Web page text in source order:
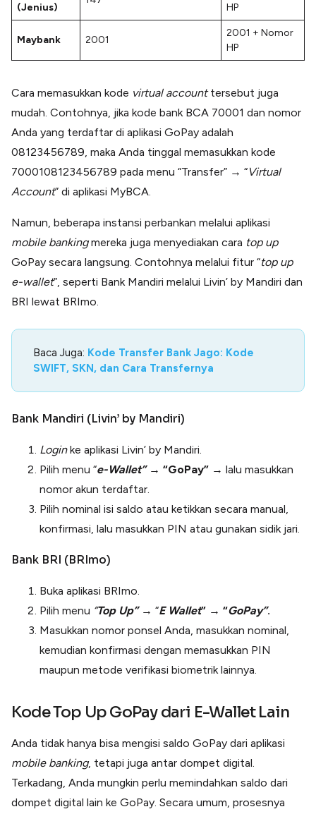
(Jenius) HP
Maybank 2001
2001 + Nomor
HP
Cara memasukkan kode virtual accounttersebut juga
mudah. Contohnya, jika kode bank BCA 70001 dan nomor
Anda yang terdaftar di aplikasi GoPay adalah
08123456789, maka Anda tinggal memasukkan kode
7000108123456789 pada menu “Transfer” → “Virtual
Account” di aplikasi MyBCA.
Namun, beberapa instansi perbankan melalui aplikasi
mobile bankingmereka juga menyediakan cara top up
GoPay secara langsung. Contohnya melalui fitur “top up
e-wallet”, seperti Bank Mandiri melalui Livin’ by Mandiri dan
BRI lewat BRImo.
Baca Juga: Kode Transfer Bank Jago: Kode
SWIFT, SKN, dan Cara Transfernya
Bank Mandiri (Livin’ by Mandiri)
Loginke aplikasi Livin’ by Mandiri.
Pilih menu “e-Wallet” → “GoPay” → lalu masukkan
nomor akun terdaftar.
Pilih nominal isi saldo atau ketikkan secara manual,
konfirmasi, lalu masukkan PIN atau gunakan sidik jari.
Bank BRI (BRImo)
Buka aplikasi BRImo.
Pilih menu “Top Up”→ “E Wallet” → “GoPay”.
Masukkan nomor ponsel Anda, masukkan nominal,
kemudian konfirmasi dengan memasukkan PIN
maupun metode verifikasi biometrik lainnya.
Kode Top Up GoPaydari E-Wallet Lain
Anda tidak hanya bisa mengisi saldo GoPay dari aplikasi
mobile banking, tetapi juga antar dompet digital.
Terkadang, Anda mungkin perlu memindahkan saldo dari
dompet digital lain ke GoPay. Secara umum, prosesnya